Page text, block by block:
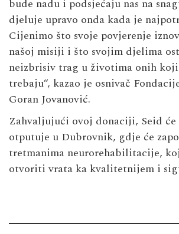
bude nadu i podsjećaju nas na
djeluje upravo onda kada je
Cijenimo što svoje povjerenje
našoj misiji i što svojim djelima
neizbrisiv trag u životima onih koji
trebaju“, kazao je osnivač
Goran Jovanović.
Zahvaljujući ovoj donaciji, Seid
otputuje u Dubrovnik, gdje će
tretmanima neurorehabilitacije,
otvoriti vrata ka kvalitetnijem i